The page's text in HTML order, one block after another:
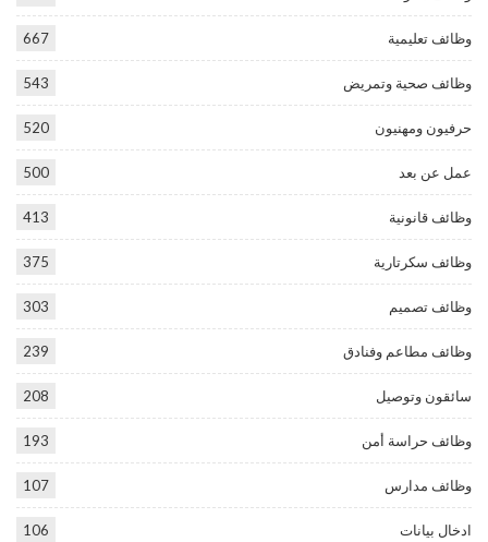
وظائف تعليمية 667
وظائف صحية وتمريض 543
حرفيون ومهنيون 520
عمل عن بعد 500
وظائف قانونية 413
وظائف سكرتارية 375
وظائف تصميم 303
وظائف مطاعم وفنادق 239
سائقون وتوصيل 208
وظائف حراسة أمن 193
وظائف مدارس 107
ادخال بيانات 106